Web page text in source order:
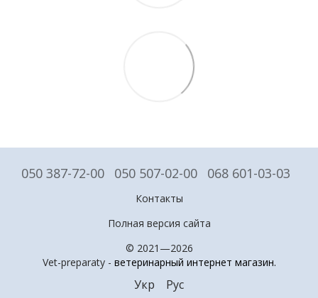
050 387-72-00 050 507-02-00 068 601-03-03
Контакты
Полная версия сайта
© 2021—2026
Vet-preparaty - ветеринарный интернет магазин.
Укр Рус